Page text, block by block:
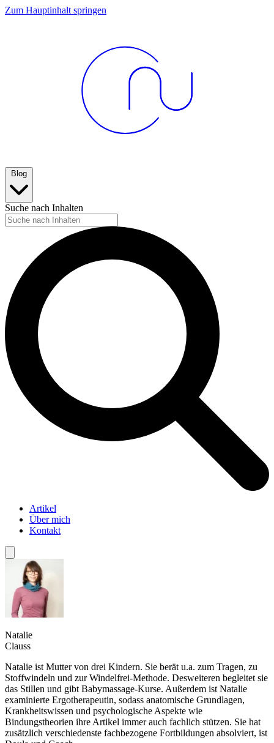
Zum Hauptinhalt springen
Blog
Suche nach Inhalten
Artikel
Über mich
Kontakt
Natalie
Clauss
Natalie ist Mutter von drei Kindern. Sie berät u.a. zum Tragen, zu
Stoffwindeln und zur Windelfrei-Methode. Desweiteren begleitet sie
das Stillen und gibt Babymassage-Kurse. Außerdem ist Natalie
examinierte Ergotherapeutin, sodass anatomische Grundlagen,
Krankheitswissen und psychologische Aspekte wie
Bindungstheorien ihre Artikel immer auch fachlich stützen. Sie hat
zusätzlich verschiedenste fachbezogene Fortbildungen absolviert, ist